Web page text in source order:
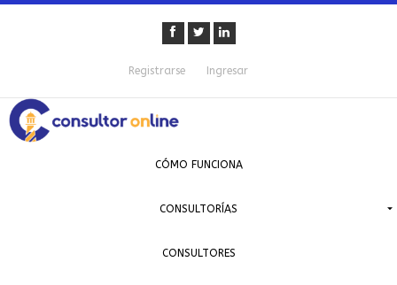
Registrarse Ingresar
CÓMO FUNCIONA
CONSULTORÍAS
CONSULTORES